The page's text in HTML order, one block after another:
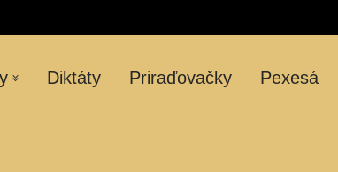
Diktáty Priraďovačky Pexesá